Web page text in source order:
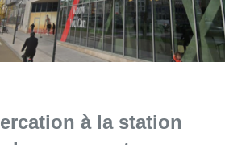
à la station